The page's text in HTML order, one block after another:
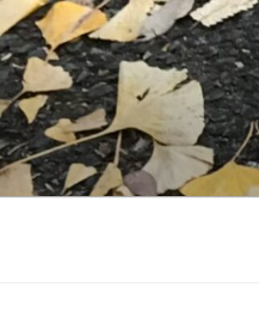
ン
テ
ン
ツ
へ
ス